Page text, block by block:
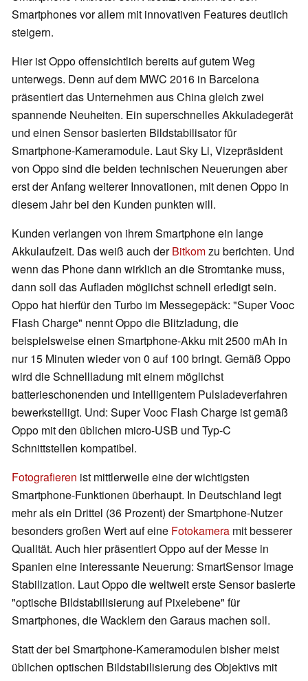
Smartphones vor allem mit innovativen Features deutlich
steigern.
Hier ist Oppo offensichtlich bereits auf gutem Weg
unterwegs. Denn auf dem MWC 2016 in Barcelona
präsentiert das Unternehmen aus China gleich zwei
spannende Neuheiten. Ein superschnelles Akkuladegerät
und einen Sensor basierten Bildstabilisator für
Smartphone-Kameramodule. Laut Sky Li, Vizepräsident
von Oppo sind die beiden technischen Neuerungen aber
erst der Anfang weiterer Innovationen, mit denen Oppo in
diesem Jahr bei den Kunden punkten will.
Kunden verlangen von ihrem Smartphone ein lange
Akkulaufzeit. Das weiß auch derBitkomzu berichten. Und
wenn das Phone dann wirklich an die Stromtanke muss,
dann soll das Aufladen möglichst schnell erledigt sein.
Oppo hat hierfür den Turbo im Messegepäck: "Super Vooc
Flash Charge" nennt Oppo die Blitzladung, die
beispielsweise einen Smartphone-Akku mit 2500 mAh in
nur 15 Minuten wieder von 0 auf 100 bringt. Gemäß Oppo
wird die Schnellladung mit einem möglichst
batterieschonenden und intelligentem Pulsladeverfahren
bewerkstelligt. Und: Super Vooc Flash Charge ist gemäß
Oppo mit den üblichen micro-USB und Typ-C
Schnittstellen kompatibel.
Fotografieren ist mittlerweile eine der wichtigsten
Smartphone-Funktionen überhaupt. In Deutschland legt
mehr als ein Drittel (36 Prozent) der Smartphone-Nutzer
besonders großen Wert auf eine Fotokamera mit besserer
Qualität. Auch hier präsentiert Oppo auf der Messe in
Spanien eine interessante Neuerung: SmartSensor Image
Stabilization. Laut Oppo die weltweit erste Sensor basierte
"optische Bildstabilisierung auf Pixelebene" für
Smartphones, die Wacklern den Garaus machen soll.
Statt der bei Smartphone-Kameramodulen bisher meist
üblichen optischen Bildstabilisierung des Objektivs mit